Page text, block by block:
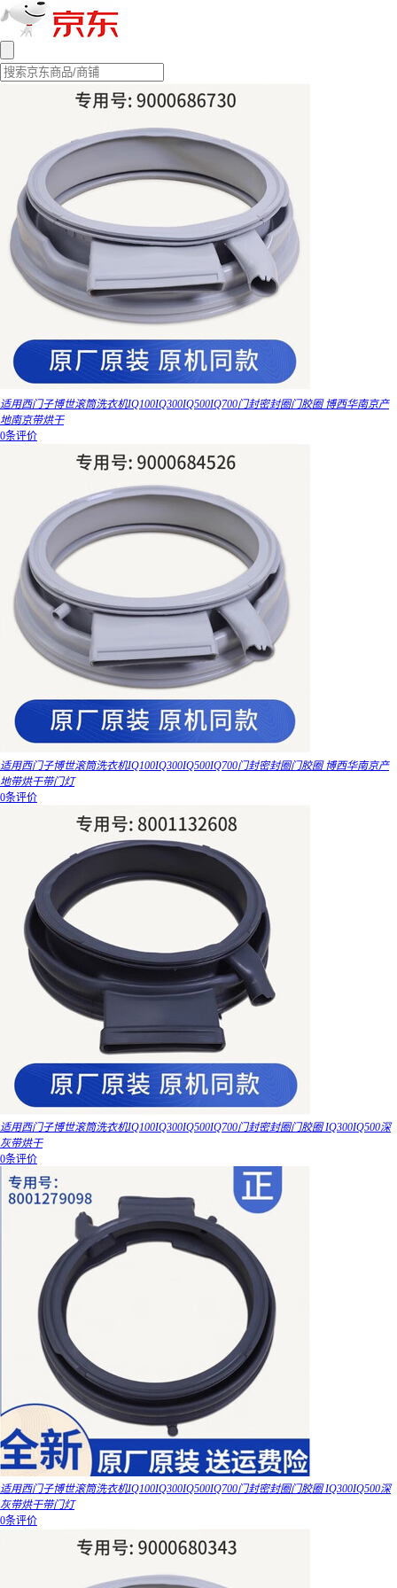
适用西门子博世滚筒洗衣机IQ100IQ300IQ500IQ700门封密封圈门胶圈 博西华南京产
地南京带烘干
0条评价
适用西门子博世滚筒洗衣机IQ100IQ300IQ500IQ700门封密封圈门胶圈 博西华南京产
地带烘干带门灯
0条评价
适用西门子博世滚筒洗衣机IQ100IQ300IQ500IQ700门封密封圈门胶圈 IQ300IQ500深
灰带烘干
0条评价
适用西门子博世滚筒洗衣机IQ100IQ300IQ500IQ700门封密封圈门胶圈 IQ300IQ500深
灰带烘干带门灯
0条评价